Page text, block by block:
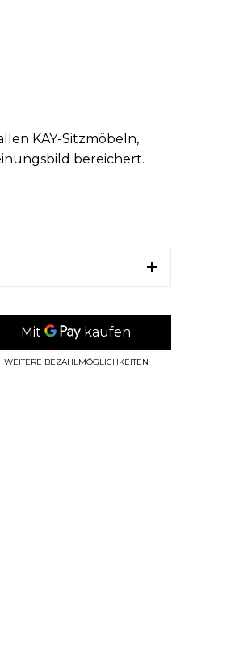
KAY-Sitzmöbeln,
bereichert.
WEITERE BEZAHLMÖGLICHKEITEN